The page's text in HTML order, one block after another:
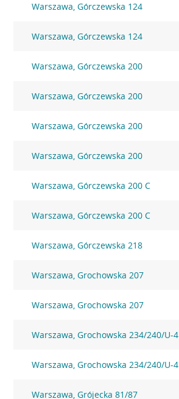
Warszawa, Górczewska 124
Warszawa, Górczewska 124
Warszawa, Górczewska 200
Warszawa, Górczewska 200
Warszawa, Górczewska 200
Warszawa, Górczewska 200
Warszawa, Górczewska 200 C
Warszawa, Górczewska 200 C
Warszawa, Górczewska 218
Warszawa, Grochowska 207
Warszawa, Grochowska 207
Warszawa, Grochowska 234/240/U-4
Warszawa, Grochowska 234/240/U-4
Warszawa, Grójecka 81/87